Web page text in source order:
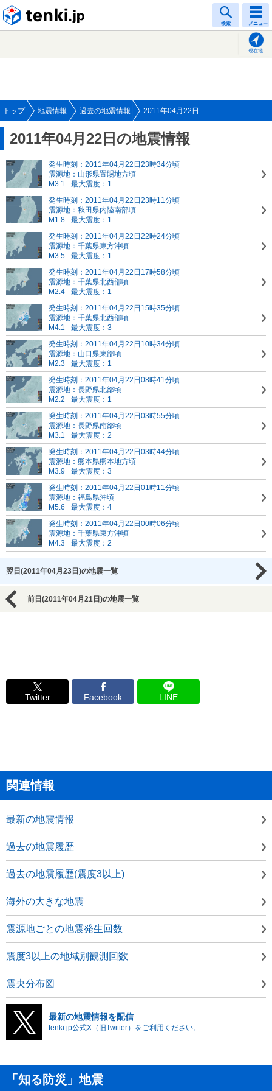
検索 メニュー
現在地
トップ 地震情報 過去の地震情報 2011年04月22日
2011年04月22日の地震情報
発生時刻：2011年04月22日23時34分頃
震源地：山形県置賜地方頃
M3.1
最大震度：1
発生時刻：2011年04月22日23時11分頃
震源地：秋田県内陸南部頃
M1.8
最大震度：1
発生時刻：2011年04月22日22時24分頃
震源地：千葉県東方沖頃
M3.5
最大震度：1
発生時刻：2011年04月22日17時58分頃
震源地：千葉県北西部頃
M2.4
最大震度：1
発生時刻：2011年04月22日15時35分頃
震源地：千葉県北西部頃
M4.1
最大震度：3
発生時刻：2011年04月22日10時34分頃
震源地：山口県東部頃
M2.3
最大震度：1
発生時刻：2011年04月22日08時41分頃
震源地：長野県北部頃
M2.2
最大震度：1
発生時刻：2011年04月22日03時55分頃
震源地：長野県南部頃
M3.1
最大震度：2
発生時刻：2011年04月22日03時44分頃
震源地：熊本県熊本地方頃
M3.9
最大震度：3
発生時刻：2011年04月22日01時11分頃
震源地：福島県沖頃
M5.6
最大震度：4
発生時刻：2011年04月22日00時06分頃
震源地：千葉県東方沖頃
M4.3
最大震度：2
翌日(2011年04月23日)の地震一覧
前日(2011年04月21日)の地震一覧
Twitter Facebook LINE
関連情報
最新の地震情報
過去の地震履歴
過去の地震履歴(震度3以上)
海外の大きな地震
震源地ごとの地震発生回数
震度3以上の地域別観測回数
震央分布図
最新の地震情報を配信
tenki.jp公式X（旧Twitter）をご利用ください。
「知る防災」地震